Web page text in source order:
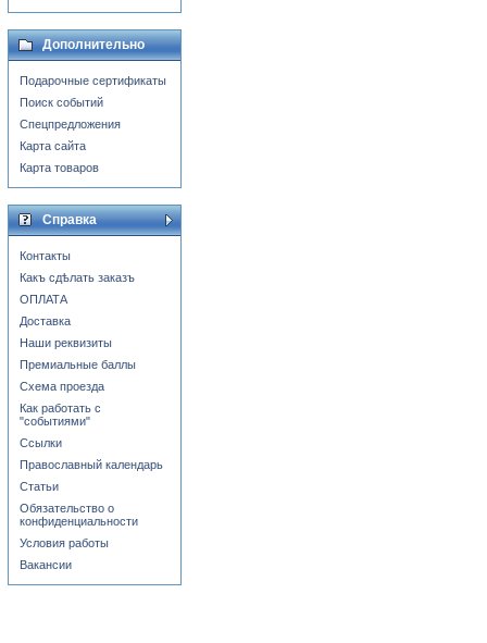
Дополнительно
Подарочные сертификаты
Поиск событий
Спецпредложения
Карта сайта
Карта товаров
Справка
Контакты
Какъ сдѣлать заказъ
ОПЛАТА
Доставка
Наши реквизиты
Премиальные баллы
Схема проезда
Как работать с
"событиями"
Ссылки
Православный календарь
Статьи
Обязательство о
конфиденциальности
Условия работы
Вакансии